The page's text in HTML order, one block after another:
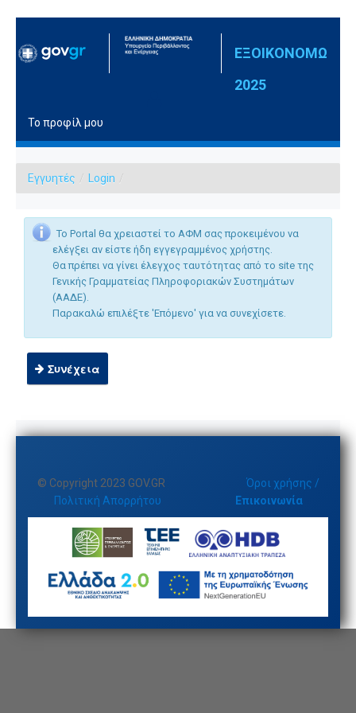
ΕΞΟΙΚΟΝΟΜΩ
2025
Το προφίλ μου
Εγγυητές / Login /
Το Portal θα χρειαστεί το ΑΦΜ σας προκειμένου να
ελέγξει αν είστε ήδη εγγεγραμμένος χρήστης.
Θα πρέπει να γίνει έλεγχος ταυτότητας από το site της
Γενικής Γραμματείας Πληροφοριακών Συστημάτων
(ΑΑΔΕ).
Παρακαλώ επιλέξτε 'Επόμενο' για να συνεχίσετε.
Συνέχεια
© Copyright 2023 GOV.GR
Όροι χρήσης /
Πολιτική Απορρήτου
Επικοινωνία